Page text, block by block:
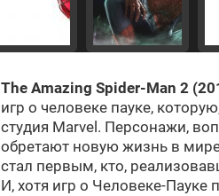
The Amazing Spider-Man 2
игр о человеке пауке,
студия Marvel. Персонажи,
обретают новую жизнь в
стал первым, кто,
И, хотя игр о Человеке-Пауке